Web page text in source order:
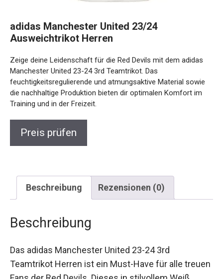
Ausweichtrikot Herren
Manchester United 23-24 3rd Teamtrikot. Das
feuchtigkeitsregulierende und atmungsaktive Material sowie
die nachhaltige Produktion bieten dir optimalen Komfort im
Training und in der Freizeit.
Beschreibung Rezensionen (0)
Beschreibung
Teamtrikot Herren ist ein Must-Have für alle
treuen Fans der Red Devils. Dieses in stilvollem